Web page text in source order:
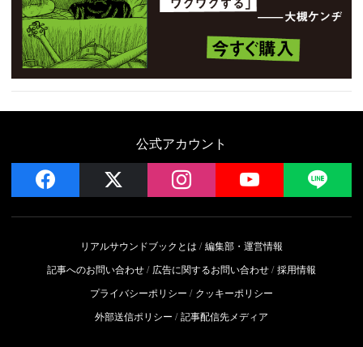
公式アカウント
facebook instagram YouTube
リアルサウンドブックとは
編集部・運営情報
記事へのお問い合わせ
広告に関するお問い合わせ 採用情報
プライバシーポリシー
クッキーポリシー
外部送信ポリシー
記事配信先メディア